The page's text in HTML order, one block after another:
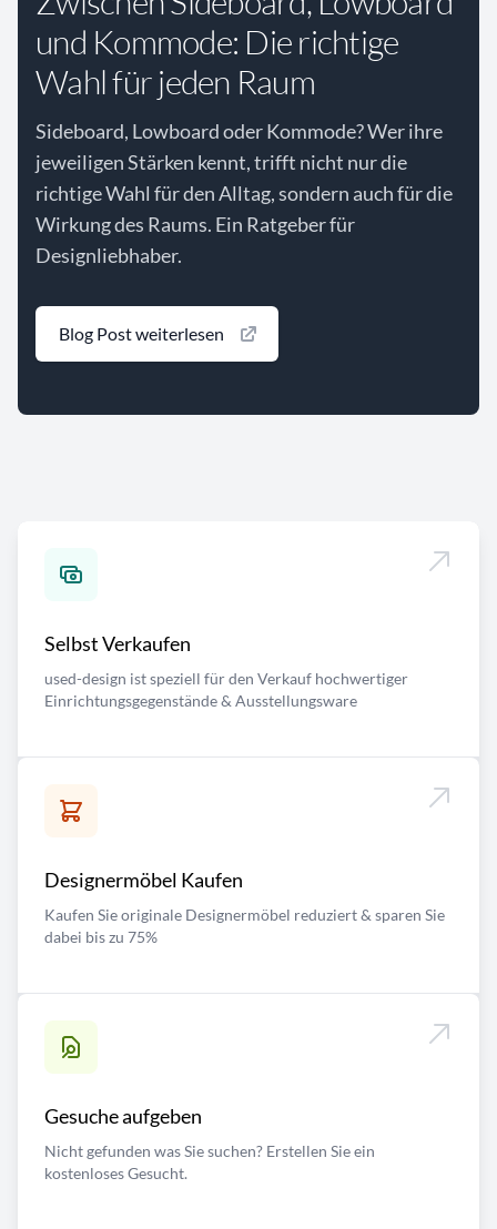
und Kommode: Die richtige
Wahl für jeden Raum
Sideboard, Lowboard oder Kommode? Wer ihre
jeweiligen Stärken kennt, trifft nicht nur die
richtige Wahl für den Alltag, sondern auch für die
Wirkung des Raums. Ein Ratgeber für
Designliebhaber.
Blog Post weiterlesen
Selbst Verkaufen
used-design ist speziell für den Verkauf hochwertiger
Einrichtungsgegenstände & Ausstellungsware
Designermöbel Kaufen
Kaufen Sie originale Designermöbel reduziert & sparen Sie
dabei bis zu 75%
Gesuche aufgeben
Nicht gefunden was Sie suchen? Erstellen Sie ein
kostenloses Gesucht.